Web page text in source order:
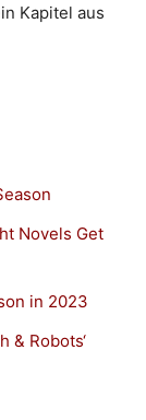
Kapitel aus
Novels Get
in 2023
& Robots‘